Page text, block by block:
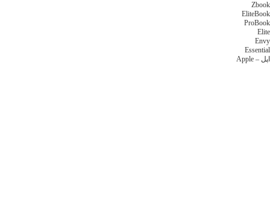
Zbook
EliteBook
ProBook
Elite
Envy
Essential
اپل – Apple